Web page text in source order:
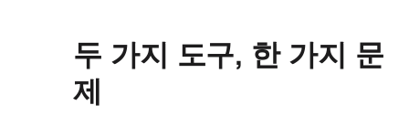
두 가지 도구, 한 가지 문
제